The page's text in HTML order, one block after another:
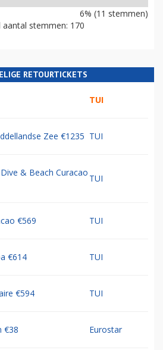
6% (11 stemmen)
aantal stemmen: 170
RETOURTICKETS
TUI
Zee €1235 TUI
& Beach Curacao
TUI
€569 TUI
€614 TUI
€594 TUI
€38 Eurostar